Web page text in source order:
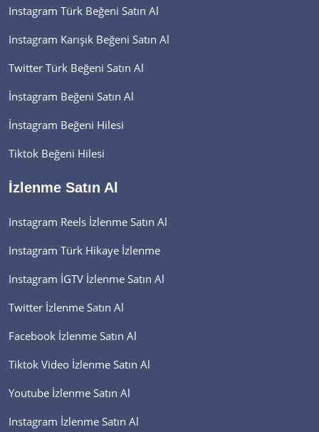
Instagram Türk Beğeni Satın Al
Instagram Karışık Beğeni Satın Al
Twitter Türk Beğeni Satın Al
İnstagram Beğeni Satın Al
İnstagram Beğeni Hilesi
Tiktok Beğeni Hilesi
İzlenme Satın Al
Instagram Reels İzlenme Satın Al
Instagram Türk Hikaye İzlenme
Instagram İGTV İzlenme Satın Al
Twitter İzlenme Satın Al
Facebook İzlenme Satın Al
Tiktok Video İzlenme Satın Al
Youtube İzlenme Satın Al
Instagram İzlenme Satın Al